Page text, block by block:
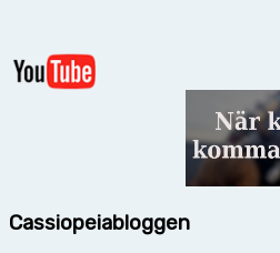
Cassiopeiabloggen